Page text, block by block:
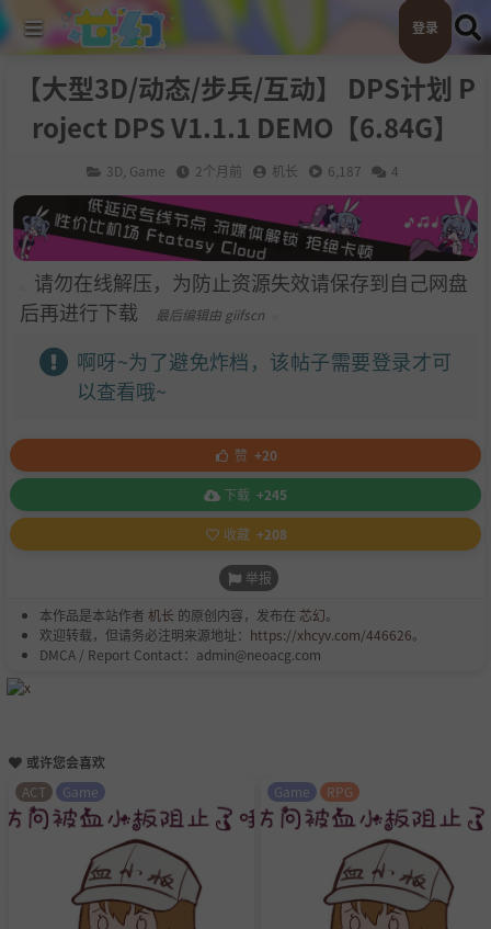
登录
【大型3D/动态/步兵/互动】 DPS计划 P
roject DPS V1.1.1 DEMO【6.84G】
3D Game 2个月前 机长 6,187 4
请勿在线解压，为防止资源失效请保存到自己网盘
后再进行下载
最后编辑由 giifscn
啊呀~为了避免炸档，该帖子需要登录才可
以查看哦~
赞 +20
下载 +245
收藏 +208
举报
本作品是本站作者 机长 的原创内容，发布在 芯幻。
欢迎转载，但请务必注明来源地址： https://xhcyv.com/446626。
DMCA / Report Contact：admin@neoacg.com
或许您会喜欢
ACT Game Game RPG